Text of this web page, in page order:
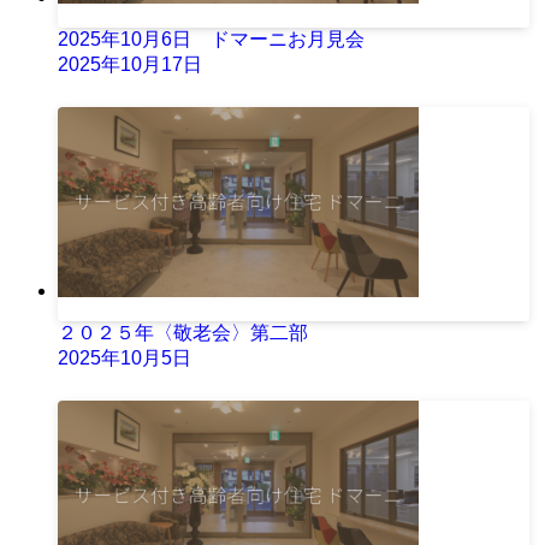
2025年10月6日 ドマーニお月見会
2025年10月17日
２０２５年〈敬老会〉第二部
2025年10月5日